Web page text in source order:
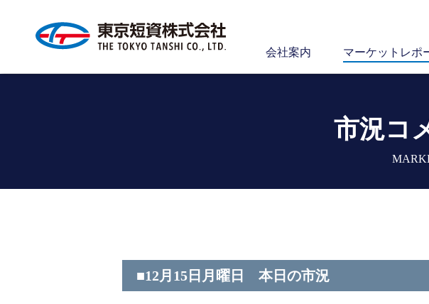
会社案内 マーケットレポ
市況コ
■12月15日月曜日 本日の市況